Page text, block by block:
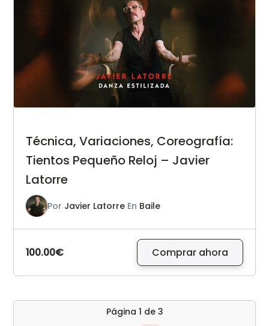
Técnica, Variaciones, Coreografía:
Tientos Pequeño Reloj – Javier
Latorre
Por Javier Latorre En Baile
100.00€ Comprar ahora
Página 1 de 3